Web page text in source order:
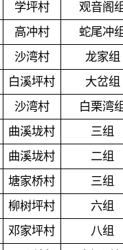
学坪村
观音阁
高冲村
蛇尾冲
沙湾村
龙家组
白溪坪村
大岔组
沙湾村
白栗湾
曲溪垅村
三组
曲溪垅村
二组
塘家桥村
三组
柳树坪村
六组
邓家坪村
八组